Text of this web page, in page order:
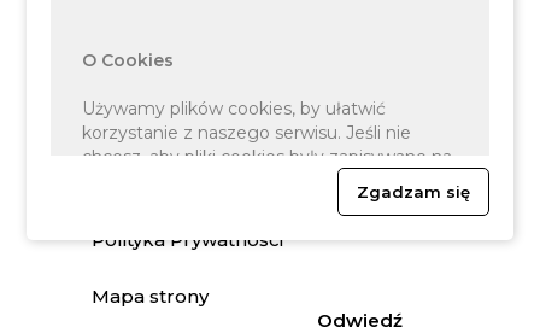
Deklaracja
dostępności
Polityka Prywatności
Mapa strony
Odwiedź
O Cookies
Używamy plików cookies, by ułatwić
korzystanie z naszego serwisu. Jeśli nie
chcesz, aby pliki cookies były zapisywane na
Twoim dysku zmień ustawienia swojej
Informacje o cookies.
Zgadzam się